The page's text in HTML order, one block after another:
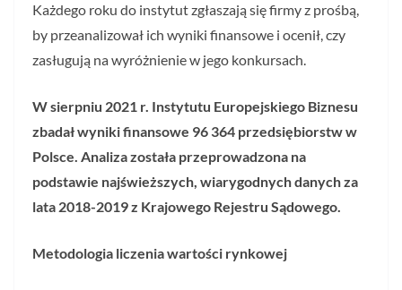
Każdego roku do instytut zgłaszają się firmy z prośbą,
by przeanalizował ich wyniki finansowe i ocenił, czy
zasługują na wyróżnienie w jego konkursach.
W sierpniu 2021 r. Instytutu Europejskiego Biznesu
zbadał wyniki finansowe 96 364 przedsiębiorstw w
Polsce. Analiza została przeprowadzona na
podstawie najświeższych, wiarygodnych danych za
lata 2018-2019 z Krajowego Rejestru Sądowego.
Metodologia liczenia wartości rynkowej